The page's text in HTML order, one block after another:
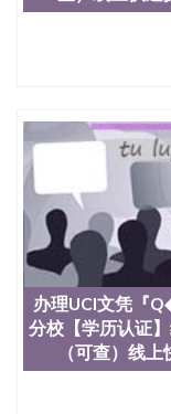
办理UCI文凭『
分校【学历认证
（可查）线